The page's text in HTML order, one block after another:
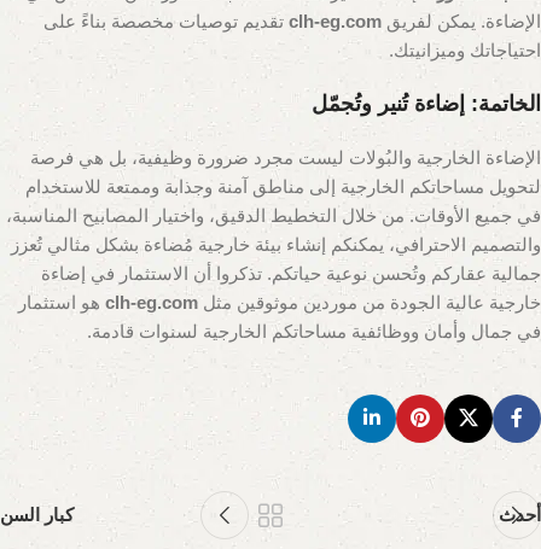
الإضاءة. يمكن لفريق clh-eg.com تقديم توصيات مخصصة بناءً على
احتياجاتك وميزانيتك.
الخاتمة: إضاءة تُنير وتُجمّل
الإضاءة الخارجية والبُولات ليست مجرد ضرورة وظيفية، بل هي فرصة
لتحويل مساحاتكم الخارجية إلى مناطق آمنة وجذابة وممتعة للاستخدام
في جميع الأوقات. من خلال التخطيط الدقيق، واختيار المصابيح المناسبة،
والتصميم الاحترافي، يمكنكم إنشاء بيئة خارجية مُضاءة بشكل مثالي تُعزز
جمالية عقاركم وتُحسن نوعية حياتكم. تذكروا أن الاستثمار في إضاءة
خارجية عالية الجودة من موردين موثوقين مثلclh-eg.com هو استثمار
في جمال وأمان ووظائفية مساحاتكم الخارجية لسنوات قادمة.
أحدث كبار السن